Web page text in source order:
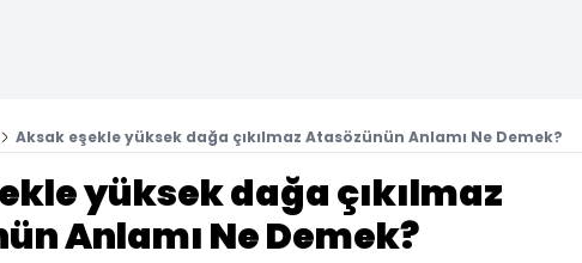
Aksak eşekle yüksek dağa çıkılmaz Atasözünün Anlamı Ne Demek?
yüksek dağa çıkılmaz
Anlamı Ne Demek?